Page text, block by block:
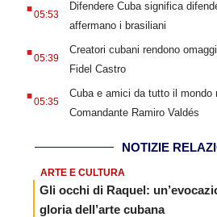
05:53
Difendere Cuba significa
affermano i brasiliani
.05:39
Creatori cubani rendono
Fidel Castro
.05:35
Cuba e amici da tutto il mondo
Comandante Ramiro Valdés
NOTIZIE
ARTE E CULTURA
Gli occhi di Raquel:
gloria dell’arte cubana